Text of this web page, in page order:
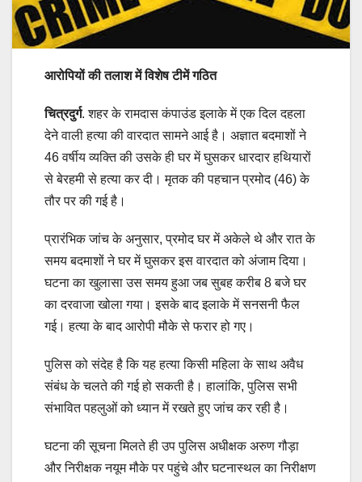
आरोपियों की तलाश में विशेष टीमें गठित
चित्रदुर्ग. शहर के रामदास कंपाउंड इलाके में एक दिल दहला
देने वाली हत्या की वारदात सामने आई है। अज्ञात बदमाशों ने
46 वर्षीय व्यक्ति की उसके ही घर में घुसकर धारदार हथियारों
से बेरहमी से हत्या कर दी। मृतक की पहचान प्रमोद (46) के
तौर पर की गई है।
प्रारंभिक जांच के अनुसार, प्रमोद घर में अकेले थे और रात के
समय बदमाशों ने घर में घुसकर इस वारदात को अंजाम दिया।
घटना का खुलासा उस समय हुआ जब सुबह करीब 8 बजे घर
का दरवाजा खोला गया। इसके बाद इलाके में सनसनी फैल
गई। हत्या के बाद आरोपी मौके से फरार हो गए।
पुलिस को संदेह है कि यह हत्या किसी महिला के साथ अवैध
संबंध के चलते की गई हो सकती है। हालांकि, पुलिस सभी
संभावित पहलुओं को ध्यान में रखते हुए जांच कर रही है।
घटना की सूचना मिलते ही उप पुलिस अधीक्षक अरुण गौड़ा
और निरीक्षक नयूम मौके पर पहुंचे और घटनास्थल का निरीक्षण